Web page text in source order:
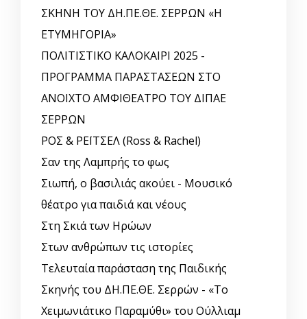
ΣΚΗΝΗ ΤΟΥ ΔΗ.ΠΕ.ΘΕ. ΣΕΡΡΩΝ «Η
ΕΤΥΜΗΓΟΡΙΑ»
ΠΟΛΙΤΙΣΤΙΚΟ ΚΑΛΟΚΑΙΡΙ 2025 -
ΠΡΟΓΡΑΜΜΑ ΠΑΡΑΣΤΑΣΕΩΝ ΣΤΟ
ΑΝΟΙΧΤΟ ΑΜΦΙΘΕΑΤΡΟ ΤΟΥ ΔΙΠΑΕ
ΣΕΡΡΩΝ
ΡΟΣ & ΡΕΪΤΣΕΛ (Ross & Rachel)
Σαν της Λαμπρής το φως
Σιωπή, ο βασιλιάς ακούει - Μουσικό
θέατρο για παιδιά και νέους
Στη Σκιά των Ηρώων
Στων ανθρώπων τις ιστορίες
Τελευταία παράσταση της Παιδικής
Σκηνής του ΔΗ.ΠΕ.ΘΕ. Σερρών - «Το
Χειμωνιάτικο Παραμύθι» του Ούλλιαμ